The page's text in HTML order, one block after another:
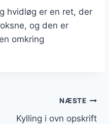
hvidløg er en ret, der
og den er
omkring
NÆSTE
Kylling i ovn opskrift